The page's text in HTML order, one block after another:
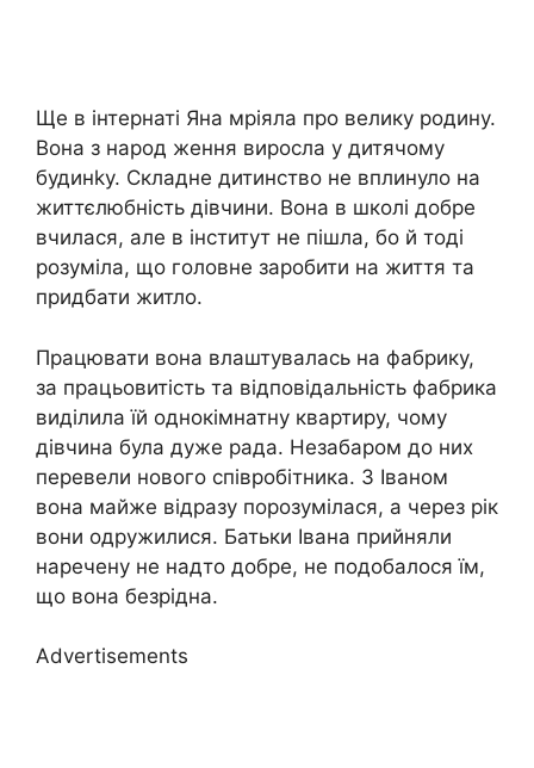
Ще в інтернаті Яна мріяла про велику родину.
Вона з народ ження виросла у дитячому
будинkу. Складне дитинство не вплинуло на
життєлюбність дівчини. Вона в школі добре
вчилася, але в інститут не пішла, бо й тоді
розуміла, що головне заробити на життя та
придбати житло.
Працювати вона влаштувалась на фабрику,
за працьовитість та відповідальність фабрика
виділила їй однокімнатну квартиру, чому
дівчина була дуже рада. Незабаром до них
перевели нового співробітника. З Іваном
вона майже відразу порозумілася, а через рік
вони одружилися. Батьки Івана прийняли
наречену не надто добре, не подобалося їм,
що вона безрідна.
Advertisements